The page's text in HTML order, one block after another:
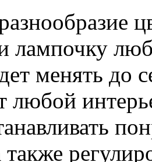
лампочку
менять до
любой